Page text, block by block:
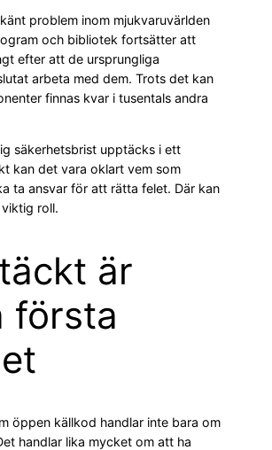
problem inom mjukvaruvärlden
och bibliotek fortsätter att
efter att de ursprungliga
arbeta med dem. Trots det kan
finnas kvar i tusentals andra
säkerhetsbrist upptäcks i ett
kan det vara oklart vem som
ta ansvar för att rätta felet. Där kan
roll.
är
första
öppen källkod handlar inte bara om
handlar lika mycket om att ha